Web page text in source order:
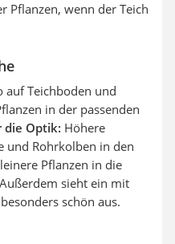
Pflanzen, wenn der Teich
auf Teichboden und
in der passenden
die Optik: Höhere
und Rohrkolben in den
Pflanzen in die
sieht ein mit
schön aus.